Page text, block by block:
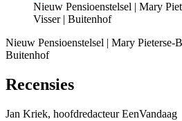
Nieuw Pensioenstelsel | Mary
Visser | Buitenhof
Nieuw Pensioenstelsel | Mary Pieterse-
Buitenhof
Recensies
Jan Kriek, hoofdredacteur EenVandaag